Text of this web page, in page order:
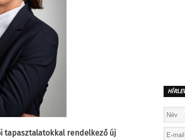
tapasztalatokkal rendelkező új